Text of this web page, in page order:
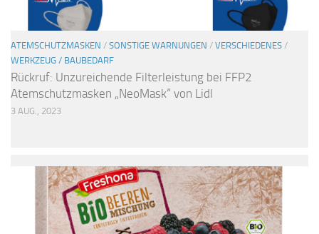
ATEMSCHUTZMASKEN / SONSTIGE WARNUNGEN / VERSCHIEDENES /
WERKZEUG / BAUBEDARF
Rückruf: Unzureichende Filterleistung bei FFP2
Atemschutzmasken „NeoMask“ von Lidl
3 AUG., 2023